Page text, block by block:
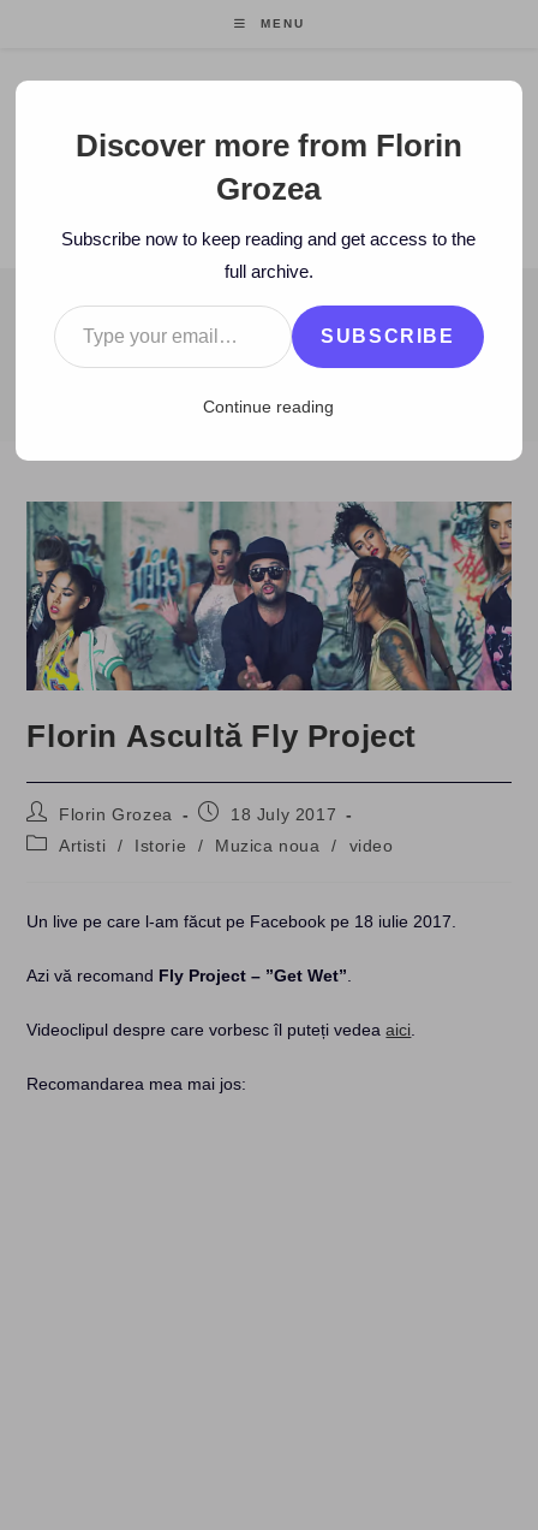
MENU
Florin Grozea
ENTREPRENEUR. FOUNDER/CEO MOCAPP.
BLOG
2017 > July > 18 > Istorie > Florin Ascultă Fly Project
Florin Ascultă Fly Project
Post
author:
Florin Grozea
Post18 July 2017
PostArtisti / Istorie / Muzica noua / video
Un live pe care l-am făcut pe Facebook pe 18 iulie 2017.
Azi vă recomand Fly Project – ”Get Wet”
Videoclipul despre care vorbesc îl puteți vedeaaici
Recomandarea mea mai jos:
Discover more from Florin
Grozea
Subscribe now to keep reading and get access to the
full archive.
Type your email…
SUBSCRIBE
Continue reading